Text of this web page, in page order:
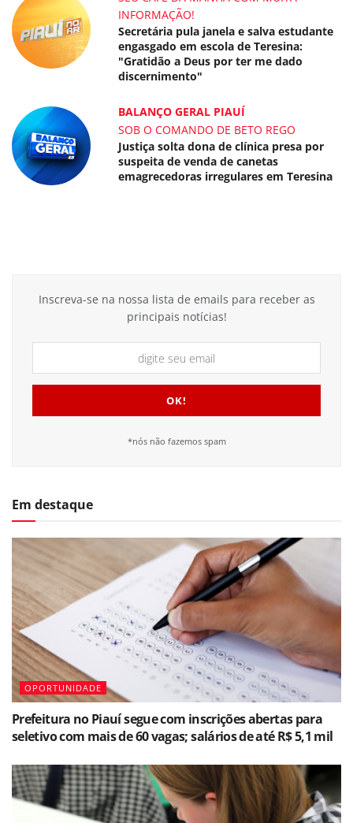
INFORMAÇÃO!
Secretária pula janela e salva estudante
engasgado em escola de Teresina:
"Gratidão a Deus por ter me dado
discernimento"
BALANÇO GERAL PIAUÍ
SOB O COMANDO DE BETO REGO
Justiça solta dona de clínica presa por
suspeita de venda de canetas
emagrecedoras irregulares em Teresina
Inscreva-se na nossa lista de emails para receber as
principais notícias!
*nós não fazemos spam
Em destaque
OPORTUNIDADE
Prefeitura no Piauí segue com inscrições abertas para
seletivo com mais de 60 vagas; salários de até R$ 5,1 mil